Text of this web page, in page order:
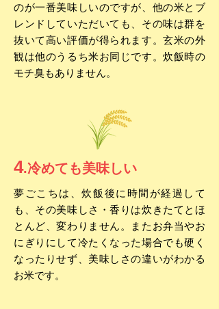
のが一番美味しいのですが、他の米とブ
レンドしていただいても、その味は群を
抜いて高い評価が得られます。玄米の外
観は他のうるち米お同じです。炊飯時の
モチ臭もありません。
4.冷めても美味しい
夢ごこちは、炊飯後に時間が経過して
も、その美味しさ・香りは炊きたてとほ
とんど、変わりません。またお弁当やお
にぎりにして冷たくなった場合でも硬く
なったりせず、美味しさの違いがわかる
お米です。